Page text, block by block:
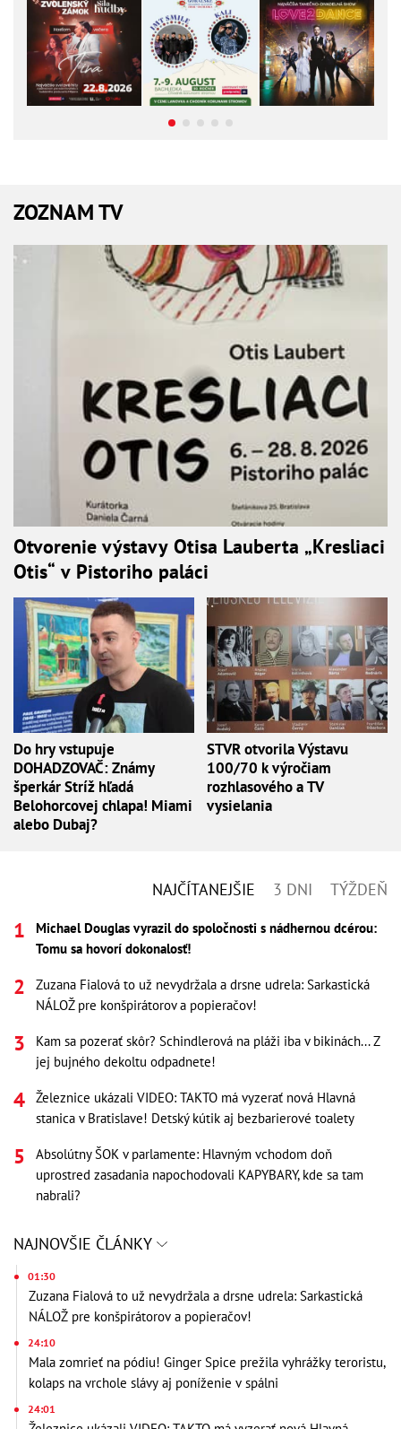
ZOZNAM TV
Otvorenie výstavy Otisa Lauberta „Kresliaci
Otis“ v Pistoriho paláci
Do hry vstupuje
DOHADZOVAČ: Známy
šperkár Stríž hľadá
Belohorcovej chlapa! Miami
alebo Dubaj?
STVR otvorila Výstavu
100/70 k výročiam
rozhlasového a TV
vysielania
NAJČÍTANEJŠIE 3 DNI TÝŽDEŇ
Michael Douglas vyrazil do spoločnosti s nádhernou dcérou:
Tomu sa hovorí dokonalosť!
Zuzana Fialová to už nevydržala a drsne udrela: Sarkastická
NÁLOŽ pre konšpirátorov a popieračov!
Kam sa pozerať skôr? Schindlerová na pláži iba v bikinách... Z
jej bujného dekoltu odpadnete!
Železnice ukázali VIDEO: TAKTO má vyzerať nová Hlavná
stanica v Bratislave! Detský kútik aj bezbarierové toalety
Absolútny ŠOK v parlamente: Hlavným vchodom doň
uprostred zasadania napochodovali KAPYBARY, kde sa tam
nabrali?
NAJNOVŠIE ČLÁNKY
01:30
Zuzana Fialová to už nevydržala a drsne udrela: Sarkastická
NÁLOŽ pre konšpirátorov a popieračov!
24:10
Mala zomrieť na pódiu! Ginger Spice prežila vyhrážky teroristu,
kolaps na vrchole slávy aj poníženie v spálni
24:01